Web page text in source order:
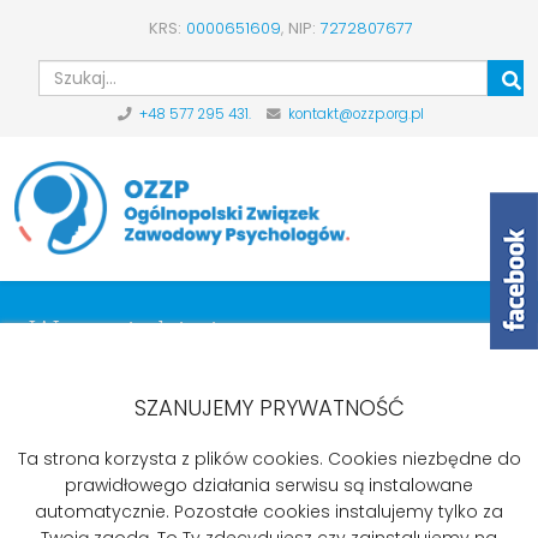
KRS: 0000651609, NIP: 7272807677
+48 577 295 431. kontakt@ozzp.org.pl
Wypowiedzi pisemne
OZZP wysyła pismo do MRPiPS w sprawie listu otwartego
OZZP wysyła pismo do MRPiPS w
SZANUJEMY PRYWATNOŚĆ
Ta strona korzysta z plików cookies. Cookies niezbędne do
prawidłowego działania serwisu są instalowane
automatycznie. Pozostałe cookies instalujemy tylko za